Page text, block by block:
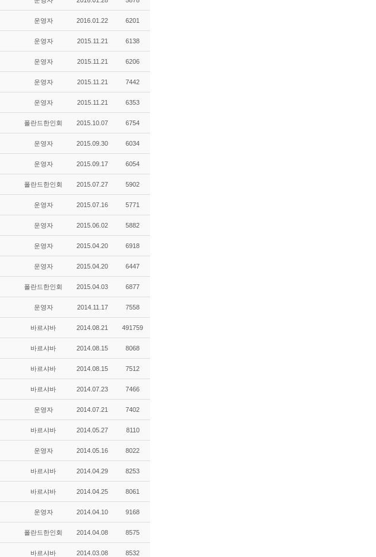
운영자 2016.01.22 6201
운영자 2015.11.21 6138
운영자 2015.11.21 6206
운영자 2015.11.21 7442
운영자 2015.11.21 6353
폴란드한인회 2015.10.07 6754
운영자 2015.09.30 6034
운영자 2015.09.17 6054
폴란드한인회 2015.07.27 5902
운영자 2015.07.16 5771
운영자 2015.06.02 5882
운영자 2015.04.20 6918
운영자 2015.04.20 6447
폴란드한인회 2015.04.03 6877
운영자 2014.11.17 7558
바르샤바 2014.08.21 491759
바르샤바 2014.08.15 8068
바르샤바 2014.08.15 7512
바르샤바 2014.07.23 7466
운영자 2014.07.21 7402
바르샤바 2014.05.27 8110
운영자 2014.05.16 8022
바르샤바 2014.04.29 8253
바르샤바 2014.04.25 8061
운영자 2014.04.10 9168
폴란드한인회 2014.04.08 8575
바르샤바 2014.03.08 8532